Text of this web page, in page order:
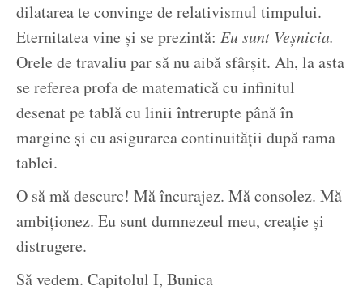
dilatarea te convinge de relativismul timpului.
Eternitatea vine și se prezintă: Eu sunt Veșnicia.
Orele de travaliu par să nu aibă sfârșit. Ah, la asta
se referea profa de matematică cu infinitul
desenat pe tablă cu linii întrerupte până în
margine și cu asigurarea continuității după rama
tablei.
O să mă descurc! Mă încurajez. Mă consolez. Mă
ambiționez. Eu sunt dumnezeul meu, creație și
distrugere.
Să vedem. Capitolul I, Bunica